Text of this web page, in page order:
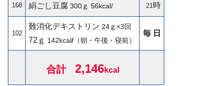
168 絹ごし豆腐 300ｇ 56kcal/ 21 時
102
難消化デキストリン 24ｇ×3回
72ｇ 142kcal/ （朝・午後・寝前）
毎 日
合計 2,146kcal